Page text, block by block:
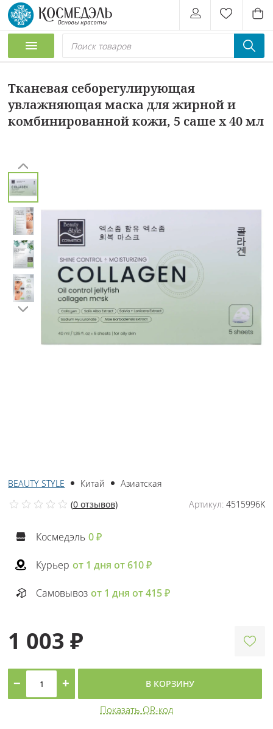
Тканевая себорегулирующая
увлажняющая маска для жирной и
комбинированной кожи, 5 саше х 40 мл
BEAUTY STYLE Китай
Азиатская
Артикул:4515996K
(0 отзывов)
Космедэль 0 ₽
Курьер от 1 дня от 610 ₽
Самовывоз от 1 дня от 415 ₽
1 003 ₽
− + В КОРЗИНУ
Показать QR-код